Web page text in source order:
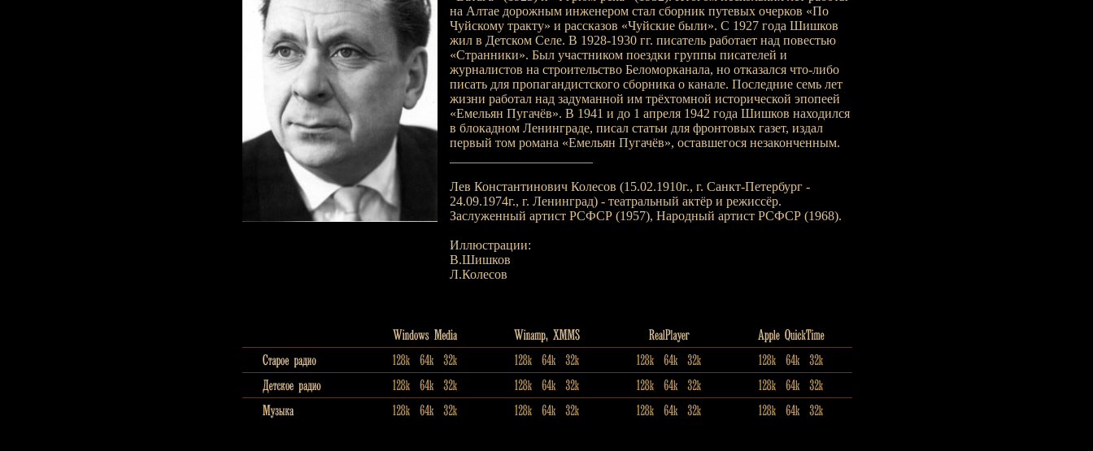
на Алтае дорожным инженером стал сборник путевых очерков «По
Чуйскому тракту» и рассказов «Чуйские были». С 1927 года Шишков
жил в Детском Селе. В 1928-1930 гг. писатель работает над повестью
«Странники». Был участником поездки группы писателей и
журналистов на строительство Беломорканала, но отказался что-либо
писать для пропагандистского сборника о канале. Последние семь лет
жизни работал над задуманной им трёхтомной исторической эпопеей
«Емельян Пугачёв». В 1941 и до 1 апреля 1942 года Шишков находился
в блокадном Ленинграде, писал статьи для фронтовых газет, издал
первый том романа «Емельян Пугачёв», оставшегося незаконченным.
Лев Константинович Колесов (15.02.1910г., г. Санкт-Петербург -
24.09.1974г., г. Ленинград) - театральный актёр и режиссёр.
Заслуженный артист РСФСР (1957), Народный артист РСФСР (1968).
Иллюстрации:
В.Шишков
Л.Колесов